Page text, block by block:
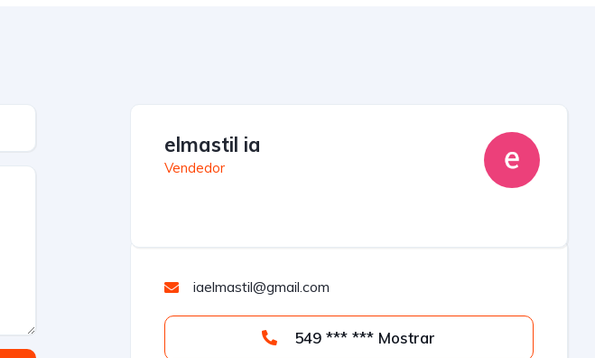
elmastil ia
Vendedor
iaelmastil@gmail.com
549 *** *** Mostrar